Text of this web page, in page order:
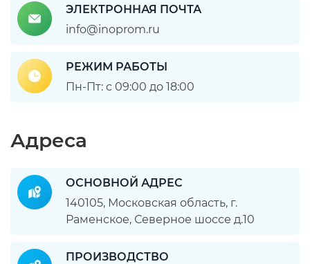
ЭЛЕКТРОННАЯ ПОЧТА
info@inoprom.ru
РЕЖИМ РАБОТЫ
Пн-Пт: с 09:00 до 18:00
Адреса
ОСНОВНОЙ АДРЕС
140105, Московская область, г.
Раменское, Северное шоссе д.10
ПРОИЗВОДСТВО